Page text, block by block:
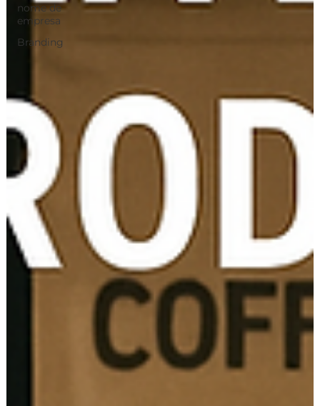
nome de
empresa
Branding